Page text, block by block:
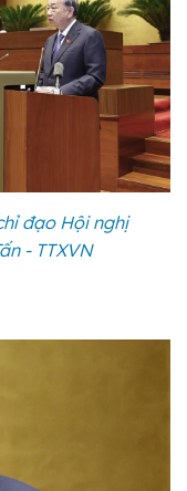
đạo Hội nghị
- TTXVN